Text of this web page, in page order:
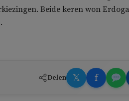
Beide keren won
Delen 𝕏 f